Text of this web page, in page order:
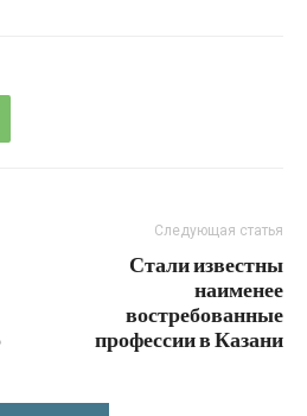
Следующая статья
Стали известны
наименее
востребованные
профессии в Казани